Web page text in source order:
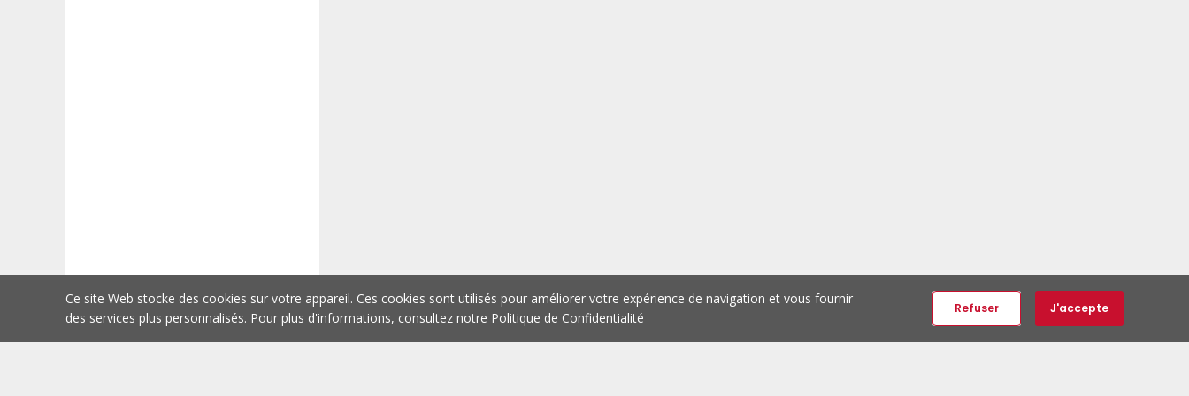
Ce site Web stocke des cookies sur votre appareil. Ces cookies sont utilisés pour améliorer votre expérience de navigation et vous fournir
des services plus personnalisés. Pour plus d'informations, consultez notre Politique de Confidentialité
Refuser J'accepte